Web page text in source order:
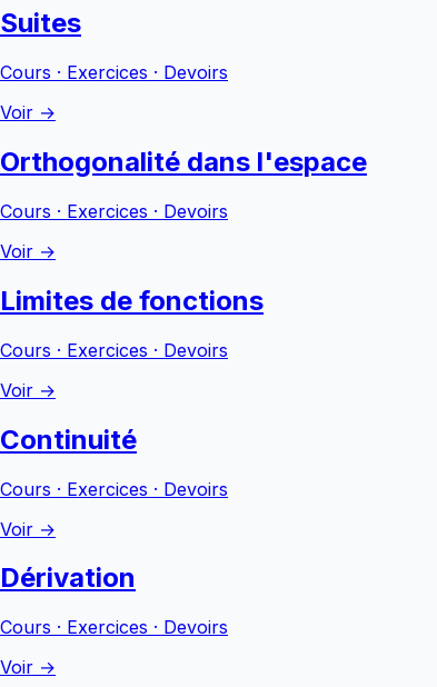
Suites
Cours · Exercices · Devoirs
Voir →
Orthogonalité dans l'espace
Cours · Exercices · Devoirs
Voir →
Limites de fonctions
Cours · Exercices · Devoirs
Voir →
Continuité
Cours · Exercices · Devoirs
Voir →
Dérivation
Cours · Exercices · Devoirs
Voir →